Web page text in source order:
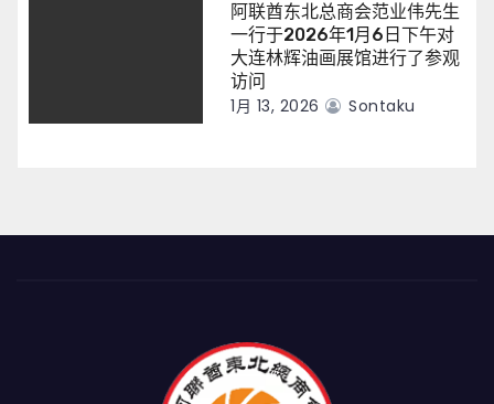
阿联酋东北总商会范业伟先生
一行于2026年1月6日下午对
大连林辉油画展馆进行了参观
访问
1月 13, 2026 Sontaku